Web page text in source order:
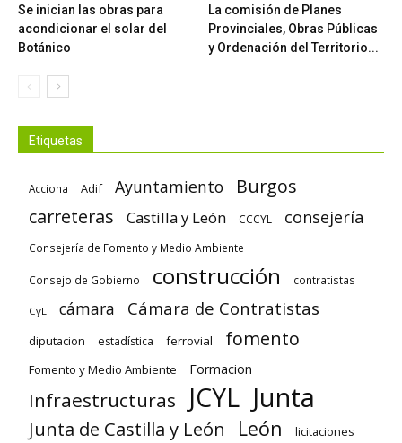
Se inician las obras para
acondicionar el solar del
Botánico
La comisión de Planes
Provinciales, Obras Públicas
y Ordenación del Territorio...
Etiquetas
Acciona Adif Ayuntamiento
Burgos
carreteras
Castilla y León CCCYL consejería
Consejería de Fomento y Medio Ambiente
Consejo de Gobierno construcción contratistas
CyL cámara Cámara de Contratistas
diputacion estadística ferrovial fomento
Fomento y Medio Ambiente Formacion
Infraestructuras JCYL Junta
Junta de Castilla y León León licitaciones